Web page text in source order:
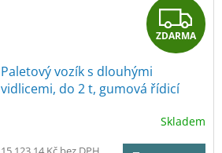
Z
D
R
ZDARMA
Paletový vozík s dlouhými
vidlicemi, do 2 t, gumová řídicí
Skladem